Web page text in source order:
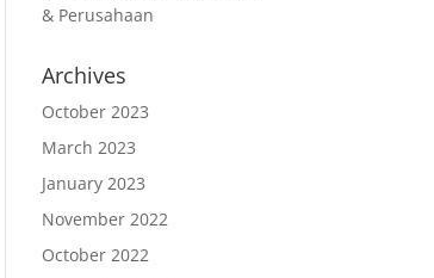
& Perusahaan
Archives
October 2023
March 2023
January 2023
November 2022
October 2022